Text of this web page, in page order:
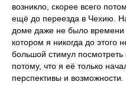
возникло, скорее всего
ещё до переезда в Чехию.
доме даже не было времени
котором я никогда до этого
большой стимул
потому, что я её только
перспективы и возможности.